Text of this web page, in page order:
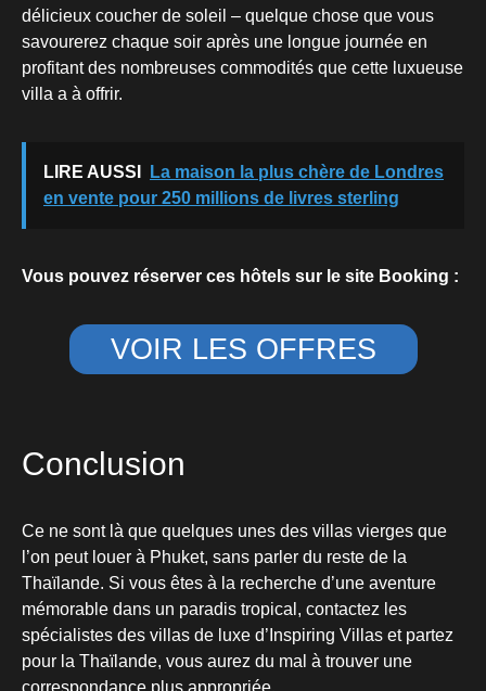
délicieux coucher de soleil – quelque chose que vous
savourerez chaque soir après une longue journée en
profitant des nombreuses commodités que cette luxueuse
villa a à offrir.
LIRE AUSSI La maison la plus chère de Londres
en vente pour 250 millions de livres sterling
Vous pouvez réserver ces hôtels sur le site Booking :
VOIR LES OFFRES
Conclusion
Ce ne sont là que quelques unes des villas vierges que
l’on peut louer à Phuket, sans parler du reste de la
Thaïlande. Si vous êtes à la recherche d’une aventure
mémorable dans un paradis tropical, contactez les
spécialistes des villas de luxe d’Inspiring Villas et partez
pour la Thaïlande, vous aurez du mal à trouver une